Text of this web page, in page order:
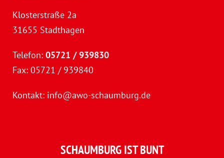
Klosterstraße 2a
31655 Stadthagen
Telefon: 05721 / 939830
Fax: 05721 / 939840
Kontakt: info@awo-schaumburg.de
SCHAUMBURG IST BUNT